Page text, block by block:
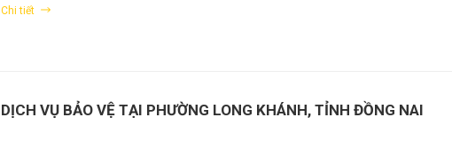
Chi tiết
DỊCH VỤ BẢO VỆ TẠI PHƯỜNG LONG KHÁNH, TỈNH ĐỒNG NAI